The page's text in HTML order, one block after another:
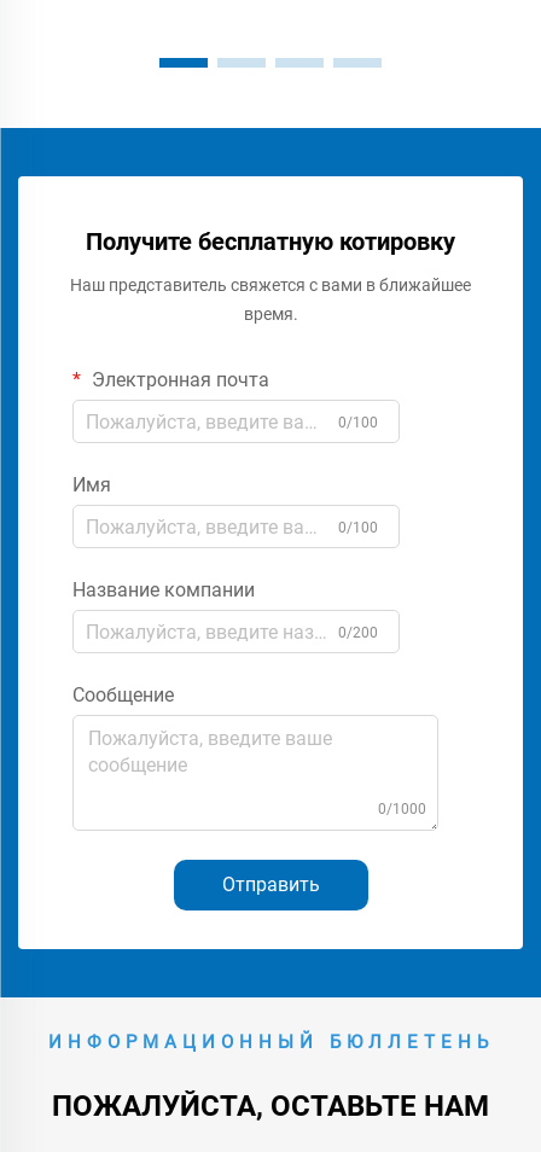
Получите бесплатную котировку
Наш представитель свяжется с вами в ближайшее
время.
Электронная почта
0/100
Имя
0/100
Название компании
0/200
Сообщение
0/1000
Отправить
ИНФОРМАЦИОННЫЙ БЮЛЛЕТЕНЬ
ПОЖАЛУЙСТА, ОСТАВЬТЕ НАМ